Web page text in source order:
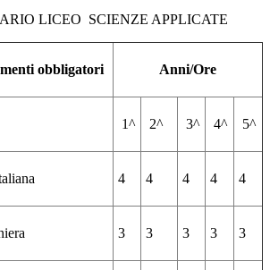
LICEO SCIENZE APPLICATE
obbligatori Anni/Ore
1^ 2^ 3^ 4^ 5^
4 4 4 4 4
3 3 3 3 3